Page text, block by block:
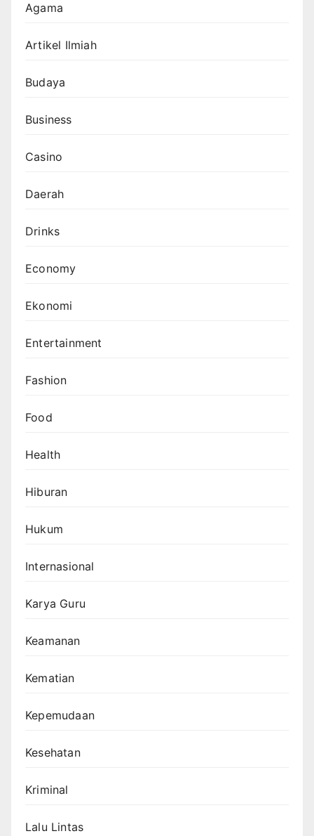
Agama
Artikel Ilmiah
Budaya
Business
Casino
Daerah
Drinks
Economy
Ekonomi
Entertainment
Fashion
Food
Health
Hiburan
Hukum
Internasional
Karya Guru
Keamanan
Kematian
Kepemudaan
Kesehatan
Kriminal
Lalu Lintas